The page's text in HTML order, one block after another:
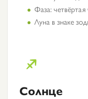
Фаза: четвёртая
Луна в знаке
Солнце